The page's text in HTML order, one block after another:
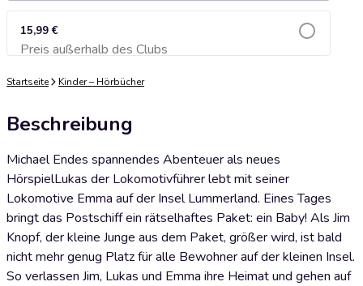
15,99 €
Preis außerhalb des ClubsZum Warenkorb hinzufügen
Startseite Kinder – Hörbücher
Beschreibung
Michael Endes spannendes Abenteuer als neues
HörspielLukas der Lokomotivführer lebt mit seiner
Lokomotive Emma auf der Insel Lummerland. Eines Tages
bringt das Postschiff ein rätselhaftes Paket: ein Baby! Als Jim
Knopf, der kleine Junge aus dem Paket, größer wird, ist bald
nicht mehr genug Platz für alle Bewohner auf der kleinen Insel.
So verlassen Jim, Lukas und Emma ihre Heimat und gehen auf